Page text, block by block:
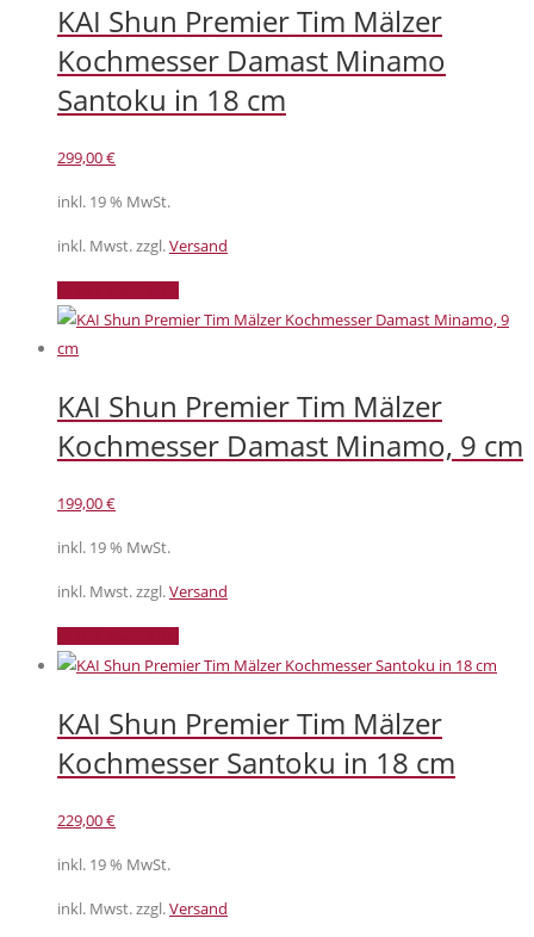
KAI Shun Premier Tim Mälzer
Kochmesser Damast Minamo
Santoku in 18 cm
299,00€
inkl. 19 % MwSt.
inkl. Mwst. zzgl.Versand
KAI Shun Premier Tim Mälzer
Kochmesser Damast Minamo, 9 cm
199,00€
inkl. 19 % MwSt.
inkl. Mwst. zzgl.Versand
KAI Shun Premier Tim Mälzer
Kochmesser Santoku in 18 cm
229,00€
inkl. 19 % MwSt.
inkl. Mwst. zzgl.Versand